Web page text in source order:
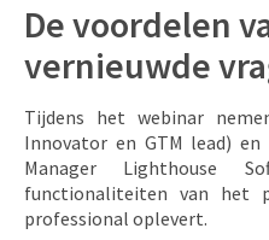
De voordelen
vernieuwde
Tijdens het webinar
Innovator en GTM lead) en
Manager Lighthouse
functionaliteiten van
professional oplevert.